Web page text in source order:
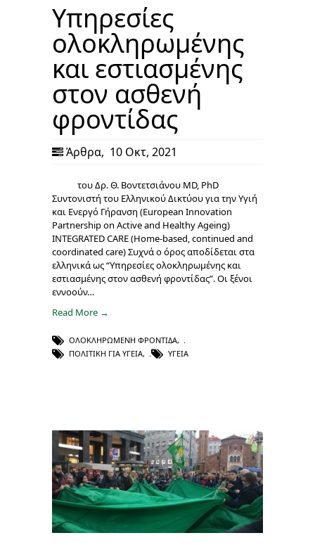
Υπηρεσίες
ολοκληρωμένης
και εστιασμένης
στον ασθενή
φροντίδας
Άρθρα, 10 Οκτ, 2021
του Δρ. Θ. Βοντετσιάνου MD, PhD
Συντονιστή του Ελληνικού Δικτύου για την Υγιή
και Ενεργό Γήρανση (European Innovation
Partnership on Active and Healthy Ageing)
INTEGRATED CARE (Home-based, continued and
coordinated care) Συχνά ο όρος αποδίδεται στα
ελληνικά ως “Υπηρεσίες ολοκληρωμένης και
εστιασμένης στον ασθενή φροντίδας”. Οι ξένοι
εννοούν…
Read More →
ΟΛΟΚΛΗΡΩΜΈΝΗ ΦΡΟΝΤΊΔΑ,
ΠΟΛΙΤΙΚΉ ΓΙΑ ΥΓΕΊΑ, ΥΓΕΊΑ